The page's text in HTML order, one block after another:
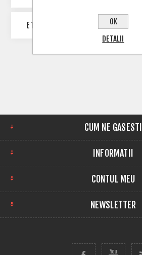
ETICHETE POPULARE
CUM NE GASESTI
INFORMATII
CONTUL MEU
NEWSLETTER
OK
DETALII